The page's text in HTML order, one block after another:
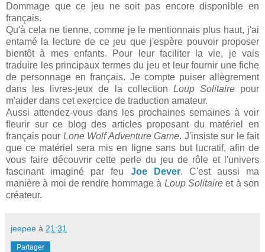
Dommage que ce jeu ne soit pas encore disponible en
français.
Qu'à cela ne tienne, comme je le mentionnais plus haut, j'ai
entamé la lecture de ce jeu que j'espère pouvoir proposer
bientôt à mes enfants. Pour leur faciliter la vie, je vais
traduire les principaux termes du jeu et leur fournir une fiche
de personnage en français. Je compte puiser allègrement
dans les livres-jeux de la collection Loup Solitairepour
m'aider dans cet exercice de traduction amateur.
Aussi attendez-vous dans les prochaines semaines à voir
fleurir sur ce blog des articles proposant du matériel en
français pour Lone Wolf Adventure Game. J'insiste sur le fait
que ce matériel sera mis en ligne sans but lucratif, afin de
vous faire découvrir cette perle du jeu de rôle et l'univers
fascinant imaginé par feu Joe Dever. C'est aussi ma
manière à moi de rendre hommage à Loup Solitaireet à son
créateur.
jeepee à 21:31
Partager